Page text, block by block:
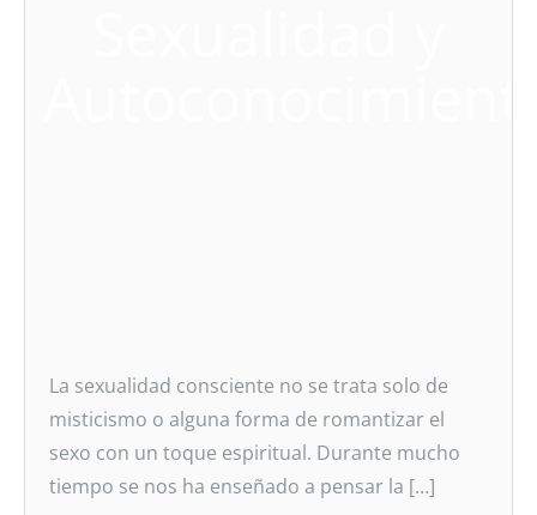
La sexualidad consciente no se trata solo de
misticismo o alguna forma de romantizar el
sexo con un toque espiritual. Durante mucho
tiempo se nos ha enseñado a pensar la […]